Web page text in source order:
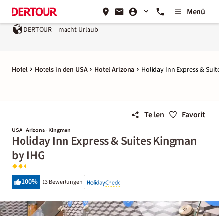
Menü
DERTOUR – macht Urlaub
Hotel Hotels in den USA Hotel Arizona Holiday Inn Express &
Teilen Favorit
USA · Arizona · Kingman
Holiday Inn Express & Suites Kingman
by IHG
100% 13 Bewertungen